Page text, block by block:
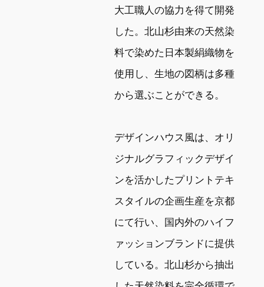
大工職人の協力を得て開発
した。北山杉由来の天然染
料で染めた日本製絹織物を
使用し、生地の図柄は多種
から選ぶことができる。
デザインハウス風は、オリ
ジナルグラフィックデザイ
ンを活かしたプリントテキ
スタイルの企画生産を京都
にて行い、国内外のハイフ
ァッションブランドに提供
している。北山杉から抽出